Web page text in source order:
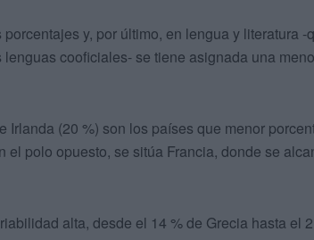
y, por último, en lengua y literatura -
cooficiales- se tiene asignada una
(20 %) son los países que menor
polo opuesto, se sitúa Francia, donde se
alta, desde el 14 % de Grecia hasta el